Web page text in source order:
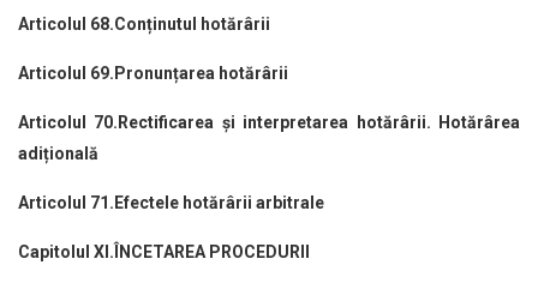
Articolul 68.Conținutul hotărârii
Articolul 69.Pronunțarea hotărârii
Articolul 70.Rectificarea și interpretarea hotărârii. Hotărârea
adițională
Articolul 71.Efectele hotărârii arbitrale
Capitolul XI.ÎNCETAREA PROCEDURII